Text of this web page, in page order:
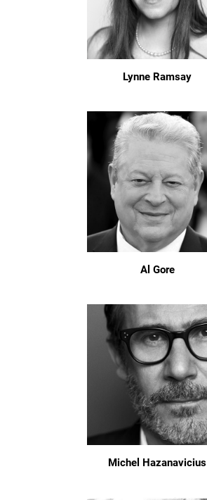
Lynne Ramsay
Al Gore
Michel Hazanavicius